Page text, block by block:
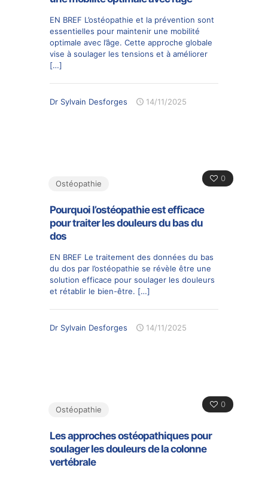
EN BREF L’ostéopathie et la prévention sont
essentielles pour maintenir une mobilité
optimale avec l’âge. Cette approche globale
vise à soulager les tensions et à améliorer
[…]
Dr Sylvain Desforges 14/11/2025
0
Ostéopathie
Pourquoi l’ostéopathie est efficace
pour traiter les douleurs du bas du
dos
EN BREF Le traitement des données du bas
du dos par l’ostéopathie se révèle être une
solution efficace pour soulager les douleurs
et rétablir le bien-être. […]
Dr Sylvain Desforges 14/11/2025
0
Ostéopathie
Les approches ostéopathiques pour
soulager les douleurs de la colonne
vertébrale